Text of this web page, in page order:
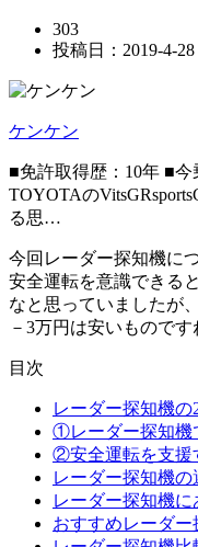
303
投稿日： 2019-4-28
ケンケン
■免許取得歴：10年 ■
TOYOTAの
る思…
今回レーダー探知機に
安全運転を意識できる
なと思っていましたが
－3万円は安いものです
目次
レーダー探知機の
①レーダー探知機
②安全運転を支援
レーダー探知機の
レーダー探知機
おすすめレーダー